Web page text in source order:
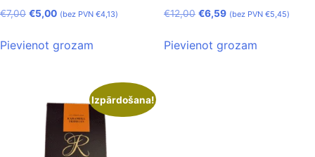
€7,00 €5,00 (bez PVN €4,13)
Pievienot grozam
€12,00 €6,59 (bez PVN €5,45)
Pievienot grozam
Izpārdošana!